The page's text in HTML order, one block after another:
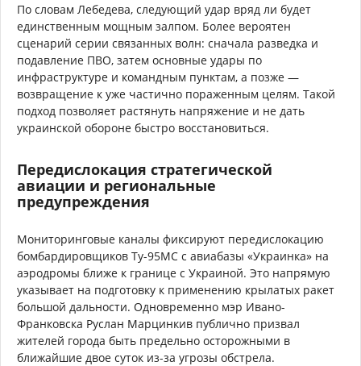
По словам Лебедева, следующий удар вряд ли будет
единственным мощным залпом. Более вероятен
сценарий серии связанных волн: сначала разведка и
подавление ПВО, затем основные удары по
инфраструктуре и командным пунктам, а позже —
возвращение к уже частично пораженным целям. Такой
подход позволяет растянуть напряжение и не дать
украинской обороне быстро восстановиться.
Передислокация стратегической
авиации и региональные
предупреждения
Мониторинговые каналы фиксируют передислокацию
бомбардировщиков Ту-95МС с авиабазы «Украинка» на
аэродромы ближе к границе с Украиной. Это напрямую
указывает на подготовку к применению крылатых ракет
большой дальности. Одновременно мэр Ивано-
Франковска Руслан Марцинкив публично призвал
жителей города быть предельно осторожными в
ближайшие двое суток из-за угрозы обстрела.